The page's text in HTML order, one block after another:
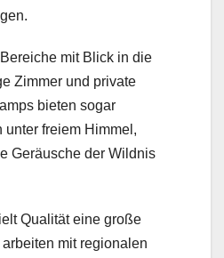
mit Blick in die
Zimmer und private
bieten sogar
freiem Himmel,
Geräusche der Wildnis
Qualität eine große
mit regionalen